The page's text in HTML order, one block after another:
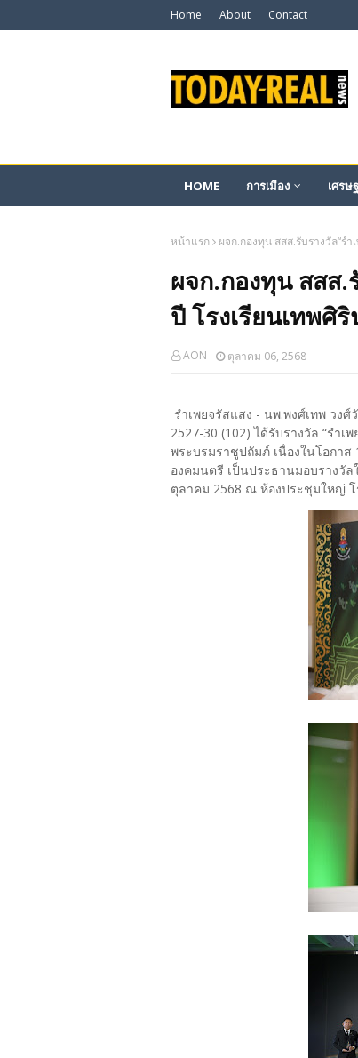
Home About Contact
HOME การเมือง เศรษ
หน้าแรก ผจก.กองทุน สสส.รับรางวัล“รำ
ผจก.กองทุน สสส.
ปี โรงเรียนเทพศิ
AON ตุลาคม 06, 2568
รำเพยจรัสแสง - นพ.พงศ์เทพ วง
2527-30 (102) ได้รับรางวัล “รำเ
พระบรมราชูปถัมภ์ เนื่องในโอกาส
องคมนตรี เป็นประธานมอบรางวั
ตุลาคม 2568 ณ ห้องประชุมใหญ่